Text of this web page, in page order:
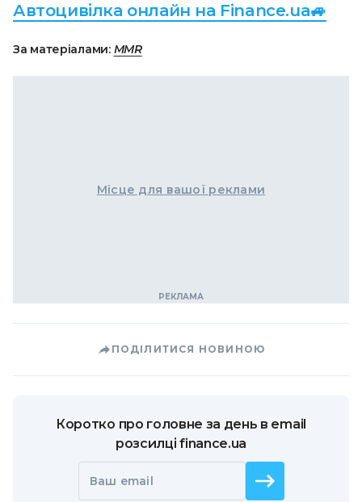
Автоцивілка онлайн на Finance.ua🚙
За матеріалами: MMR
Місце для вашої реклами
ПОДІЛИТИСЯ НОВИНОЮ
Коротко про головне за день в email
розсилці finance.ua
Ваш email